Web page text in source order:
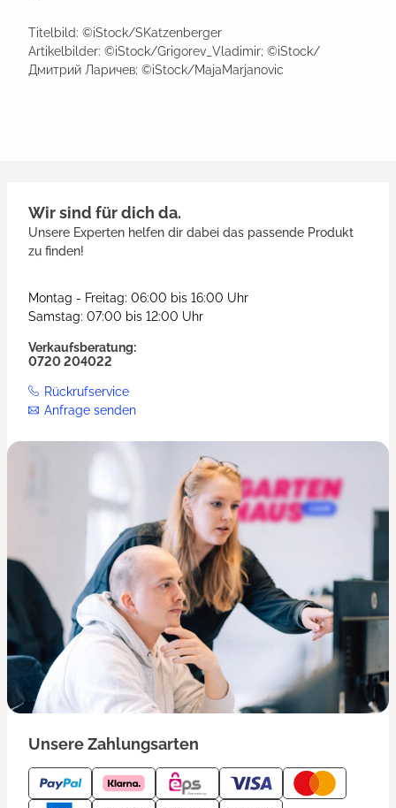
Titelbild: ©iStock/SKatzenberger
Artikelbilder: ©iStock/Grigorev_Vladimir; ©iStock/
Дмитрий Ларичев; ©iStock/MajaMarjanovic
Wir sind für dich da.
Unsere Experten helfen dir dabei das passende Produkt
zu finden!
Montag - Freitag: 06:00 bis 16:00 Uhr
Samstag: 07:00 bis 12:00 Uhr
Verkaufsberatung:
0720 204022
Rückrufservice
Anfrage senden
Unsere Zahlungsarten